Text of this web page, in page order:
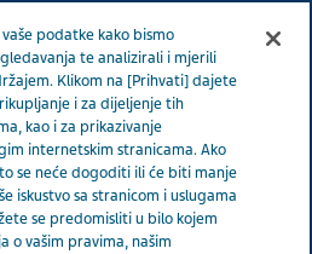
Katalog proizvoda Pacijent
podatke kako bismo
te analizirali i mjerili
Klikom na [Prihvati] dajete
i za dijeljenje tih
kao i za prikazivanje
internetskim stranicama. Ako
se neće dogoditi ili će biti manje
iskustvo sa stranicom i uslugama
se predomisliti u bilo kojem
o vašim pravima, našim